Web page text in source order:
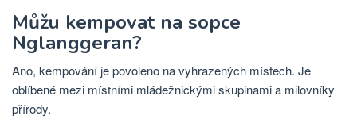
Můžu kempovat na sopce
Nglanggeran?
Ano, kempování je povoleno na vyhrazených místech. Je
oblíbené mezi místními mládežnickými skupinami a milovníky
přírody.